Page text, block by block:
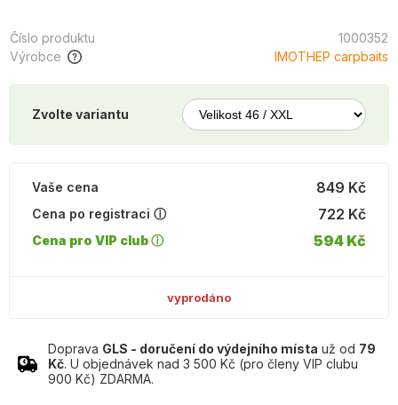
Číslo produktu
1000352
Výrobce
IMOTHEP carpbaits
Zvolte variantu
849 Kč
Vaše cena
Cena po registraci ⓘ
722 Kč
Cena pro VIP club ⓘ 594 Kč
vyprodáno
Doprava GLS - doručení do výdejního místa už od 79
Kč. U objednávek nad 3 500 Kč (pro členy VIP clubu
900 Kč) ZDARMA.